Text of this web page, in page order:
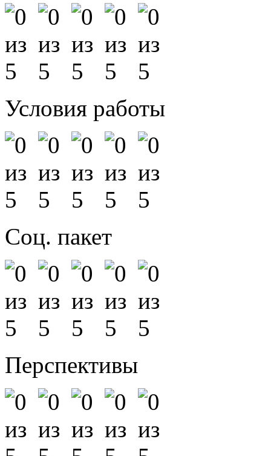
Условия работы
Соц. пакет
Перспективы